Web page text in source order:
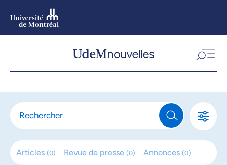
Articles (0) Revue de presse (0) Annonces (0)